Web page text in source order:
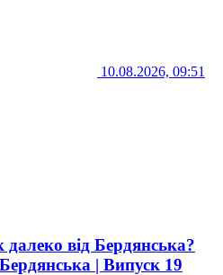
10.08.2026, 09:51
далеко від Бердянська?
| Випуск 19